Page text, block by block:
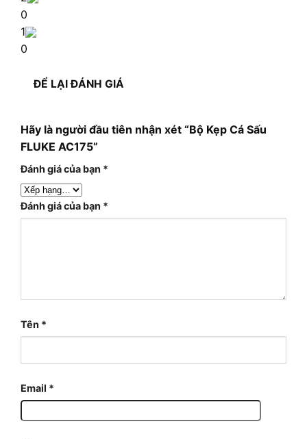
0
1
0
ĐỂ LẠI ĐÁNH GIÁ
Hãy là người đầu tiên nhận xét “Bộ Kẹp Cá Sấu
FLUKE AC175”
Đánh giá của bạn *
Đánh giá của bạn *
Tên *
Email *